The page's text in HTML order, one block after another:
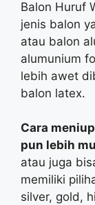
Balon Huruf
jenis balon
atau balon
alumunium
lebih awet
balon latex.
Cara
pun lebih
atau juga
memiliki
silver, gold,